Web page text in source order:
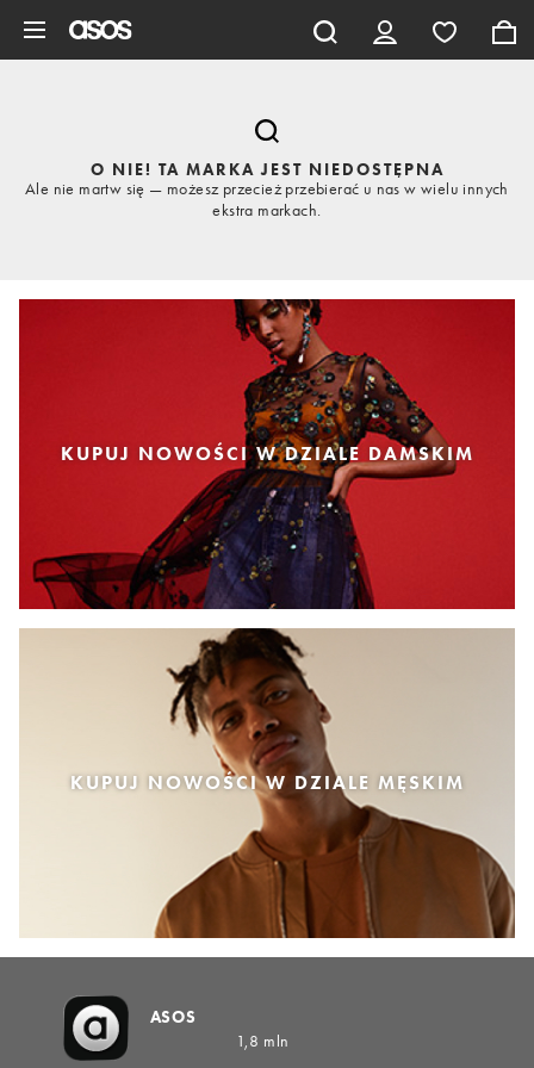
O NIE! TA MARKA JEST NIEDOSTĘPNA
Ale nie martw się — możesz przecież przebierać u nas w wielu innych
ekstra markach.
KUPUJ NOWOŚCI W DZIALE DAMSKIM
KUPUJ NOWOŚCI W DZIALE MĘSKIM
ASOS
1,8 mln